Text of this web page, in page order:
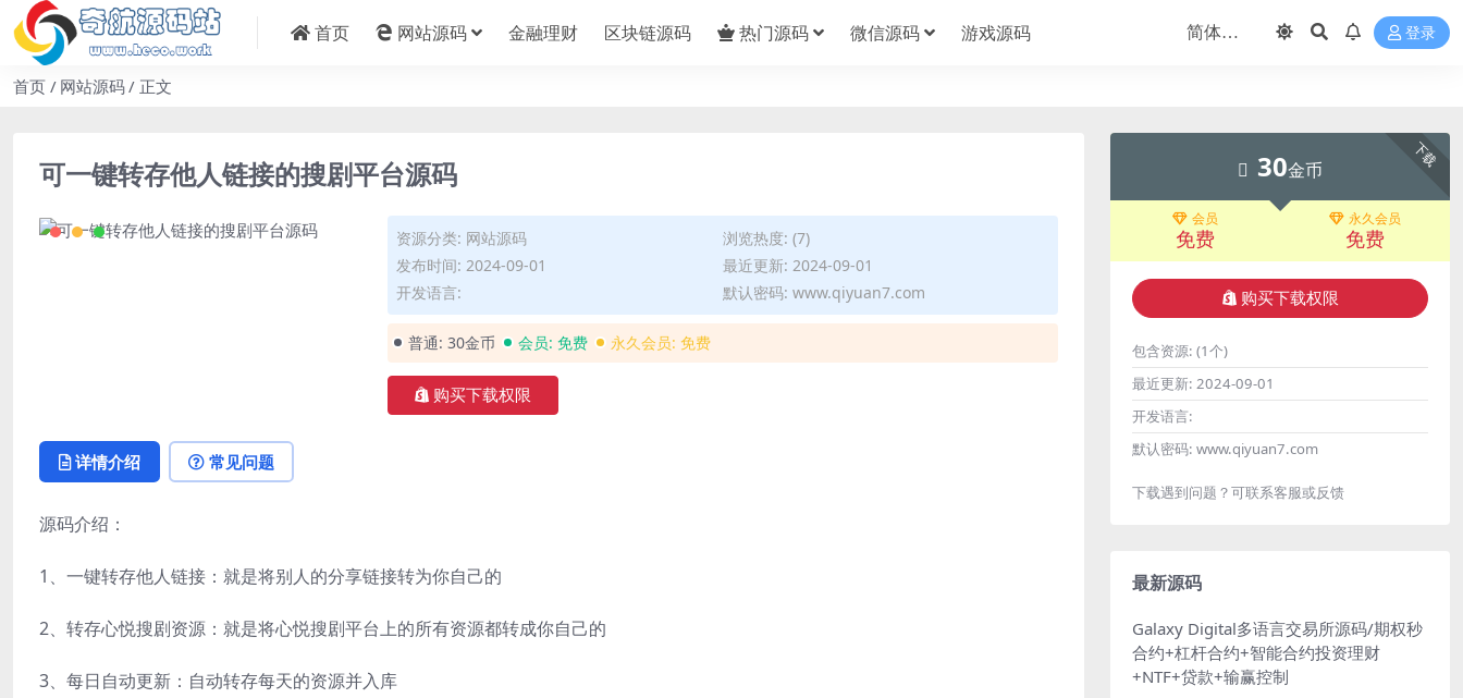
首页 网站源码 金融理财 区块链源码 热门源码 微信源码 游戏源码 登录
首页 网站源码 正文
可一键转存他人链接的搜剧平台源码
资源分类: 网站源码
浏览热度: (7)
发布时间: 2024-09-01
最近更新: 2024-09-01
开发语言:
默认密码: www.qiyuan7.com
普通: 30金币 会员: 免费 永久会员: 免费
购买下载权限
详情介绍 常见问题
源码介绍：
1、一键转存他人链接：就是将别人的分享链接转为你自己的
2、转存心悦搜剧资源：就是将心悦搜剧平台上的所有资源都转成你自己的
3、每日自动更新：自动转存每天的资源并入库
下载
30金币
会员
免费
永久会员
免费
购买下载权限
包含资源: (1个)
最近更新: 2024-09-01
开发语言:
默认密码: www.qiyuan7.com
下载遇到问题？可联系客服或反馈
最新源码
Galaxy Digital多语言交易所源码/期权秒
合约+杠杆合约+智能合约投资理财
+NTF+贷款+输赢控制